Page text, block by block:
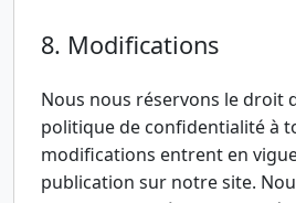
8. Modifications
Nous nous réservons le droit
politique de confidentialité à
modifications entrent en
publication sur notre site.